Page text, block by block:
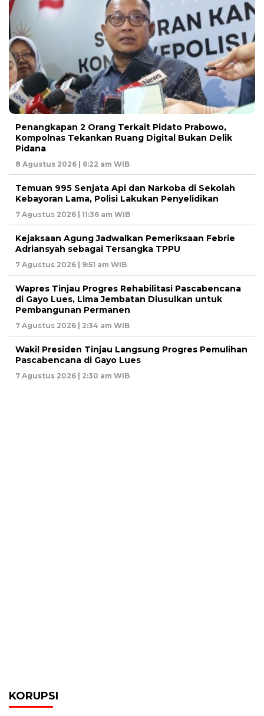
Penangkapan 2 Orang Terkait Pidato Prabowo,
Kompolnas Tekankan Ruang Digital Bukan Delik
Pidana
8 Agustus 2026 | 6:22 am WIB
Temuan 995 Senjata Api dan Narkoba di Sekolah
Kebayoran Lama, Polisi Lakukan Penyelidikan
7 Agustus 2026 | 11:36 am WIB
Kejaksaan Agung Jadwalkan Pemeriksaan Febrie
Adriansyah sebagai Tersangka TPPU
7 Agustus 2026 | 9:51 am WIB
Wapres Tinjau Progres Rehabilitasi Pascabencana
di Gayo Lues, Lima Jembatan Diusulkan untuk
Pembangunan Permanen
7 Agustus 2026 | 2:34 am WIB
Wakil Presiden Tinjau Langsung Progres Pemulihan
Pascabencana di Gayo Lues
7 Agustus 2026 | 2:30 am WIB
KORUPSI